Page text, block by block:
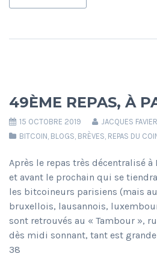
49ÈME REPAS, À
15 OCTOBRE 2019
JACQUES FAVIER
BITCOIN, BLOGS, BRÈVES, REPAS DU
Après le repas très décentralisé
et avant le prochain qui se
les bitcoineurs parisiens (mais
bruxellois, lausannois,
sont retrouvés au « Tambour »,
dès midi sonnant, tant est grande
38